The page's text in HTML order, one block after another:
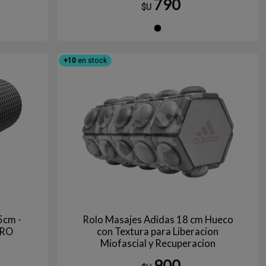
$U 790
-
+10en stock
Rolo Masajes Adidas 18 cm Hueco
con Textura para Liberacion
Miofascial y Recuperacion